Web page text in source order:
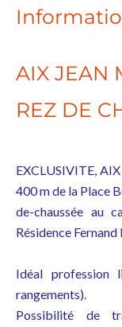
AIX JEAN
REZ DE
EXCLUSIVITE,
400 m de la Place
de-chaussée au
Résidence Fernand
Idéal profession
rangements).
Possibilité de